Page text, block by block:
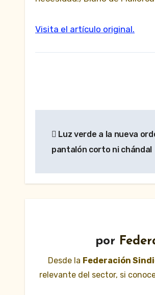
Visita el artículo original.
de Luz verde a la nueva
pantalón corto ni chándal
por
Desde la Federación
relevante del sector, si